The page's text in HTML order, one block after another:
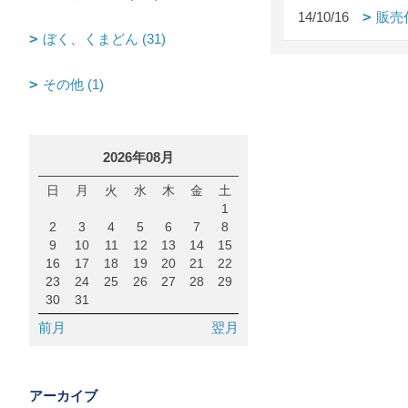
14/10/16 販売
ぼく、くまどん (31)
その他 (1)
2026年08月
日 月 火 水 木 金
土
1
2
3 4 5 6 7
8
9
10 11 12 13 14
15
16
17 18 19 20 21
22
23
24 25 26 27 28
29
30
31
前月 翌月
アーカイブ